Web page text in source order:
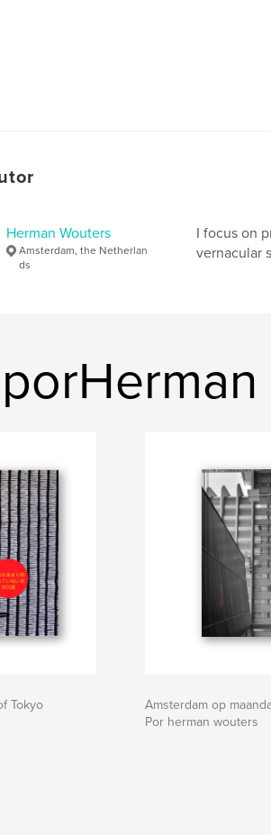
Herman Wouters
Amsterdam, the Netherlan
ds
I focus on
vernacular
Tokyo
Amsterdam op
Por herman wouters